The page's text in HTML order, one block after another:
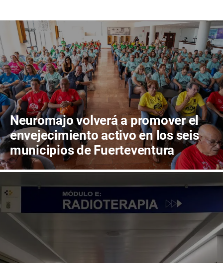
Neuromajo volverá a promover el
envejecimiento activo en los seis
municipios de Fuerteventura